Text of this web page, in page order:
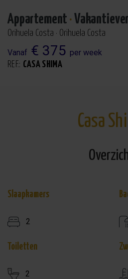
Appartement ·
Orihuela Costa · Orihuela Costa
Vanaf € 375 per week
REF.: CASA SHIMA
Casa
Slaapkamers
2
Toiletten
2